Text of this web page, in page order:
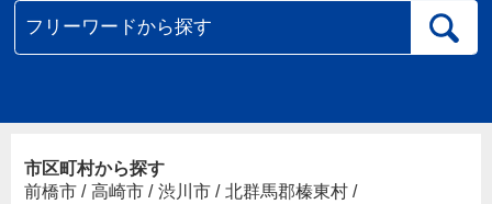
市区町村から探す
前橋市 / 高崎市 / 渋川市 / 北群馬郡榛東村 /